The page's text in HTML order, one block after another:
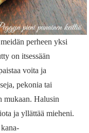
perheen yksi
on itsessään
voita ja
pekonia tai
mukaan. Halusin
ja yllättää mieheni.